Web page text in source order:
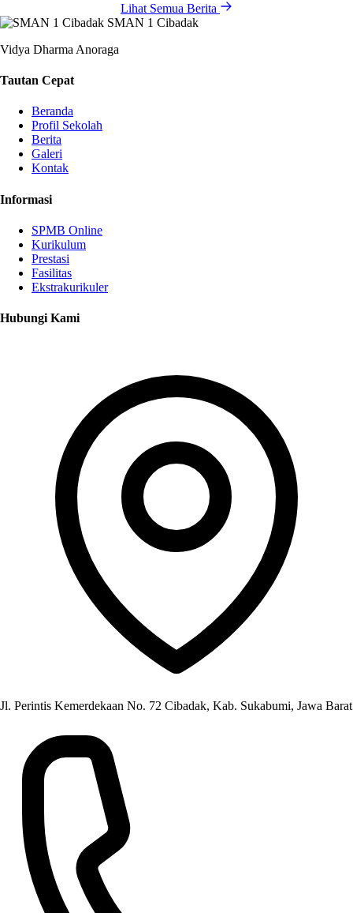
Lihat Semua Berita
SMAN 1 Cibadak
Vidya Dharma Anoraga
Tautan Cepat
Beranda
Profil Sekolah
Berita
Galeri
Kontak
Informasi
SPMB Online
Kurikulum
Prestasi
Fasilitas
Ekstrakurikuler
Hubungi Kami
Jl. Perintis Kemerdekaan No. 72 Cibadak, Kab. Sukabumi, Jawa Barat